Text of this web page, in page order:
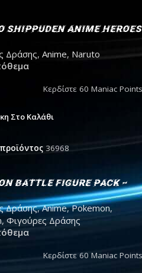
Shippuden Anime Heroes
Δράσης, Anime, Naruto
Κερδίστε 60 Maniac
Στο Καλάθι
36968
battle figure pack –
& pikachu
Δράσης, Anime, Pokemon,
, Φιγούρες Δράσης
Κερδίστε 60 Maniac